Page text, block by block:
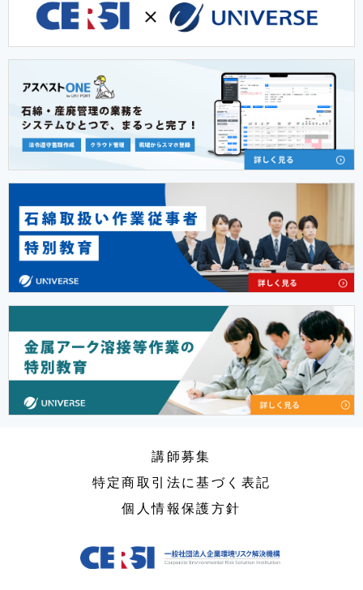
講師募集
特定商取引法に基づく表記
個人情報保護方針